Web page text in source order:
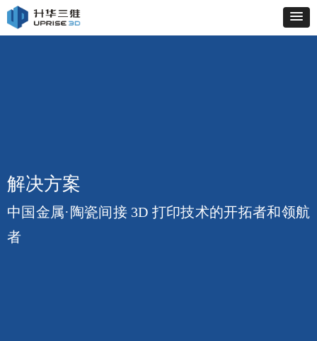
解决方案
中国金属·陶瓷间接 3D 打印技术的开拓者和领航
者